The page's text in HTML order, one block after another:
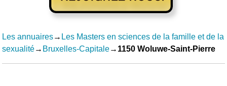
Les annuaires→ Les Masters en sciences de la famille et de la
sexualité→ Bruxelles-Capitale→ 1150 Woluwe-Saint-Pierre